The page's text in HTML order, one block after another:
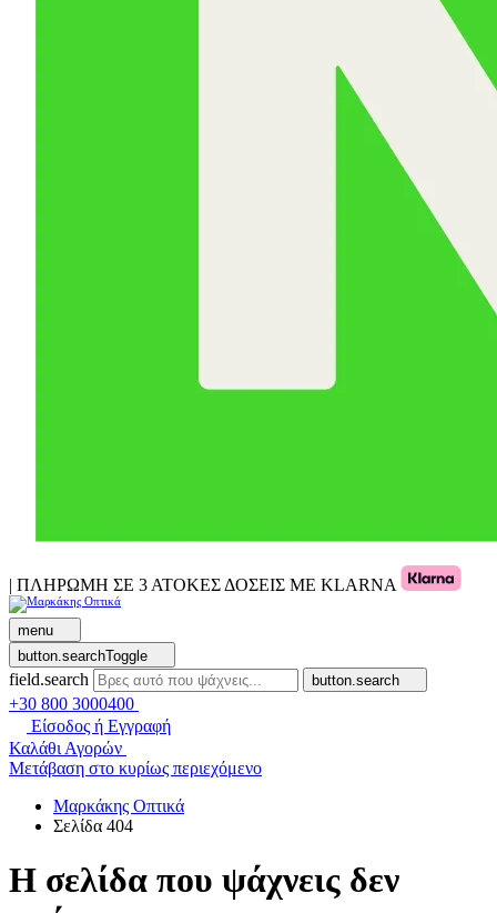
| ΠΛΗΡΩΜΗ ΣΕ 3 ΑΤΟΚΕΣ ΔΟΣΕΙΣ ΜΕ KLARNA
menu
button.searchToggle
field.search button.search
+30 800 3000400
Είσοδος ή Εγγραφή
Καλάθι Αγορών
Μετάβαση στο κυρίως περιεχόμενο
Μαρκάκης Οπτικά
Σελίδα 404
Η σελίδα που ψάχνεις δεν